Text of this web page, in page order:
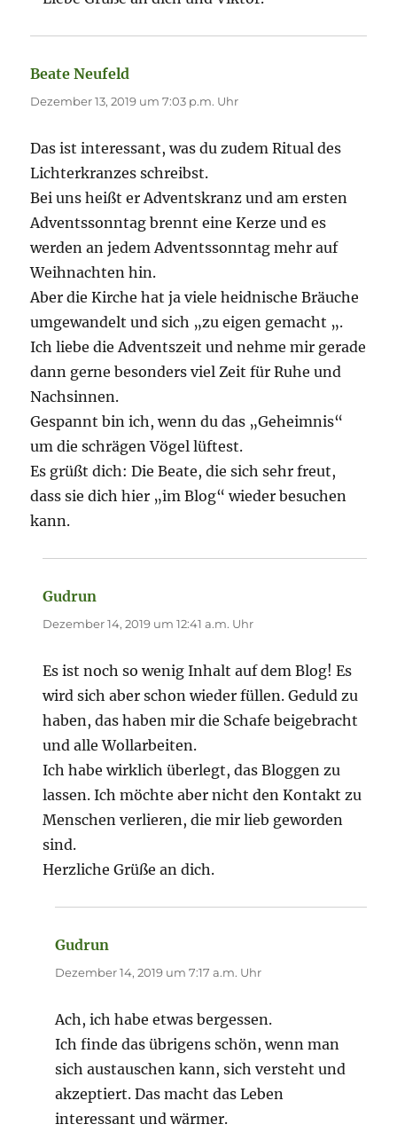
Beate Neufeld
Dezember 13, 2019 um 7:03 p.m. Uhr
Das ist interessant, was du zudem Ritual des
Lichterkranzes schreibst.
Bei uns heißt er Adventskranz und am ersten
Adventssonntag brennt eine Kerze und es
werden an jedem Adventssonntag mehr auf
Weihnachten hin.
Aber die Kirche hat ja viele heidnische Bräuche
umgewandelt und sich „zu eigen gemacht „.
Ich liebe die Adventszeit und nehme mir gerade
dann gerne besonders viel Zeit für Ruhe und
Nachsinnen.
Gespannt bin ich, wenn du das „Geheimnis“
um die schrägen Vögel lüftest.
Es grüßt dich: Die Beate, die sich sehr freut,
dass sie dich hier „im Blog“ wieder besuchen
kann.
Gudrun
Dezember 14, 2019 um 12:41 a.m. Uhr
Es ist noch so wenig Inhalt auf dem Blog! Es
wird sich aber schon wieder füllen. Geduld zu
haben, das haben mir die Schafe beigebracht
und alle Wollarbeiten.
Ich habe wirklich überlegt, das Bloggen zu
lassen. Ich möchte aber nicht den Kontakt zu
Menschen verlieren, die mir lieb geworden
sind.
Herzliche Grüße an dich.
Gudrun
Dezember 14, 2019 um 7:17 a.m. Uhr
Ach, ich habe etwas bergessen.
Ich finde das übrigens schön, wenn man
sich austauschen kann, sich versteht und
akzeptiert. Das macht das Leben
interessant und wärmer.